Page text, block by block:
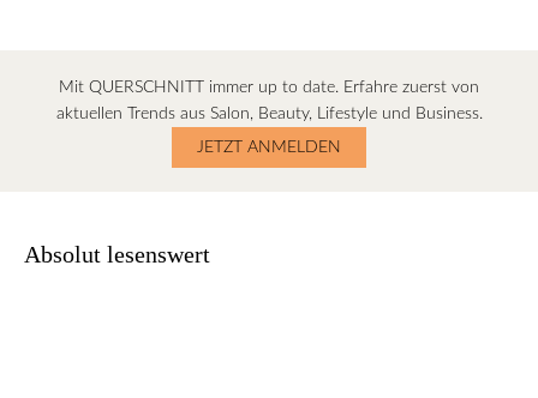
Mit QUERSCHNITT immer up to date. Erfahre zuerst von
aktuellen Trends aus Salon, Beauty, Lifestyle und Business.
JETZT ANMELDEN
Absolut lesenswert